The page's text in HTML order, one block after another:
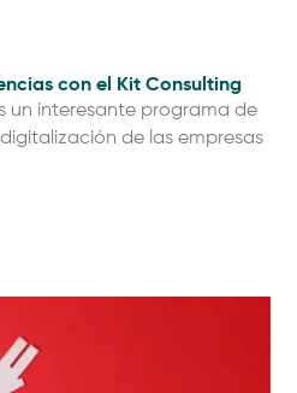
con el Kit Consulting
un interesante programa de
de las empresas